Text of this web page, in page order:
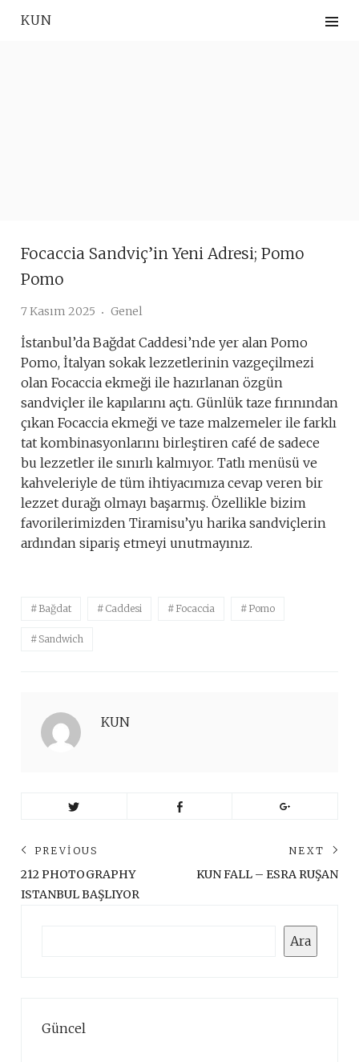
KUN
Focaccia Sandviç’in Yeni Adresi; Pomo
Pomo
7 Kasım 2025 Genel
İstanbul’da Bağdat Caddesi’nde yer alan Pomo
Pomo, İtalyan sokak lezzetlerinin vazgeçilmezi
olan Focaccia ekmeği ile hazırlanan özgün
sandviçler ile kapılarını açtı. Günlük taze fırınından
çıkan Focaccia ekmeği ve taze malzemeler ile farklı
tat kombinasyonlarını birleştiren café de sadece
bu lezzetler ile sınırlı kalmıyor. Tatlı menüsü ve
kahveleriyle de tüm ihtiyacımıza cevap veren bir
lezzet durağı olmayı başarmış. Özellikle bizim
favorilerimizden Tiramisu’yu harika sandviçlerin
ardından sipariş etmeyi unutmayınız.
Bağdat Caddesi Focaccia Pomo
Sandwich
KUN
Yazı
gezinmesi
PREVIOUS
Previous
post:
212 PHOTOGRAPHY
ISTANBUL BAŞLIYOR
NEXT
KUN FALL – ESRA RUŞAN
Ara
Güncel